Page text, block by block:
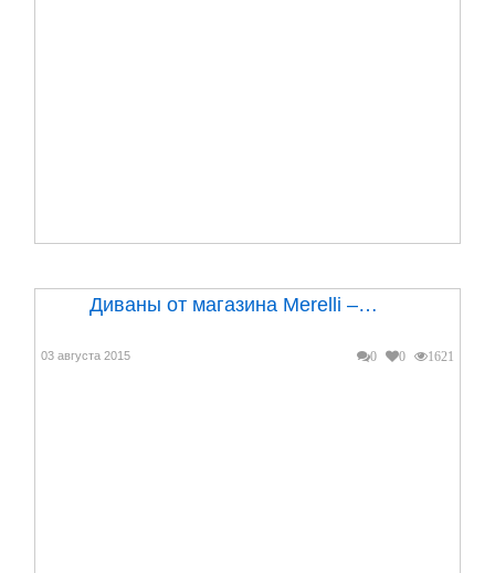
Диваны от магазина Merelli –…
0 0 1621
03 августа 2015